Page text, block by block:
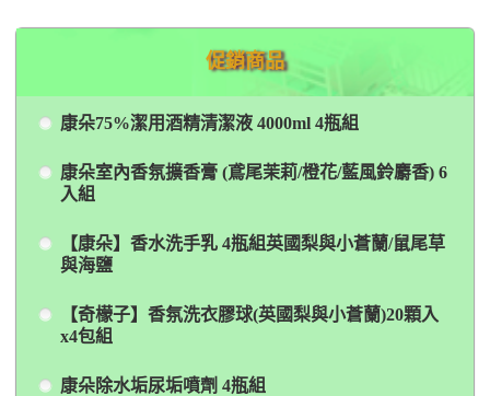
促銷商品
康朵75%潔用酒精清潔液 4000ml 4瓶組
康朵室內香氛擴香膏 (鳶尾茉莉/橙花/藍風鈴麝香) 6
入組
【康朵】香水洗手乳 4瓶組英國梨與小蒼蘭/鼠尾草
與海鹽
【奇檬子】香氛洗衣膠球(英國梨與小蒼蘭)20顆入
x4包組
康朵除水垢尿垢噴劑 4瓶組